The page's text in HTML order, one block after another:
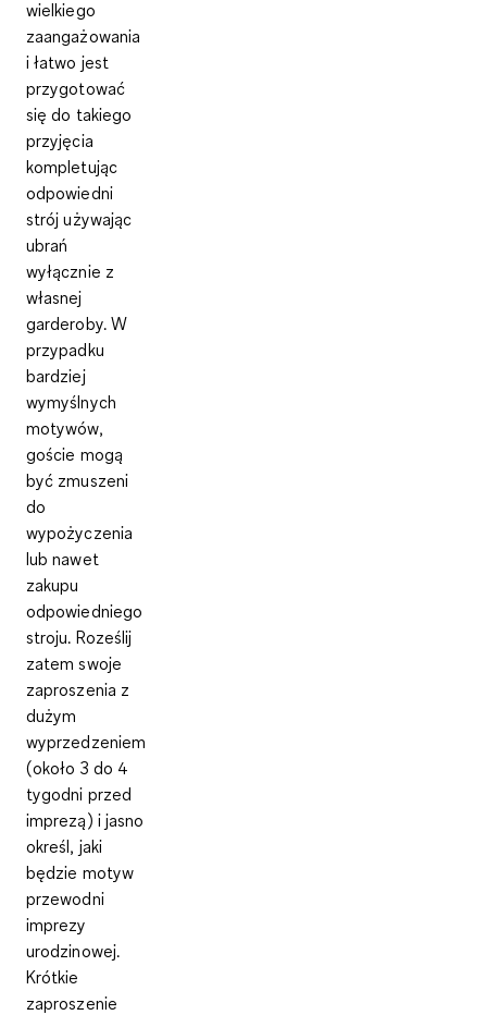
wielkiego
zaangażowania
i łatwo jest
przygotować
się do takiego
przyjęcia
kompletując
odpowiedni
strój używając
ubrań
wyłącznie z
własnej
garderoby. W
przypadku
bardziej
wymyślnych
motywów,
goście mogą
być zmuszeni
do
wypożyczenia
lub nawet
zakupu
odpowiedniego
stroju. Roześlij
zatem swoje
zaproszenia z
dużym
wyprzedzeniem
(około 3 do 4
tygodni przed
imprezą) i jasno
określ, jaki
będzie motyw
przewodni
imprezy
urodzinowej.
Krótkie
zaproszenie